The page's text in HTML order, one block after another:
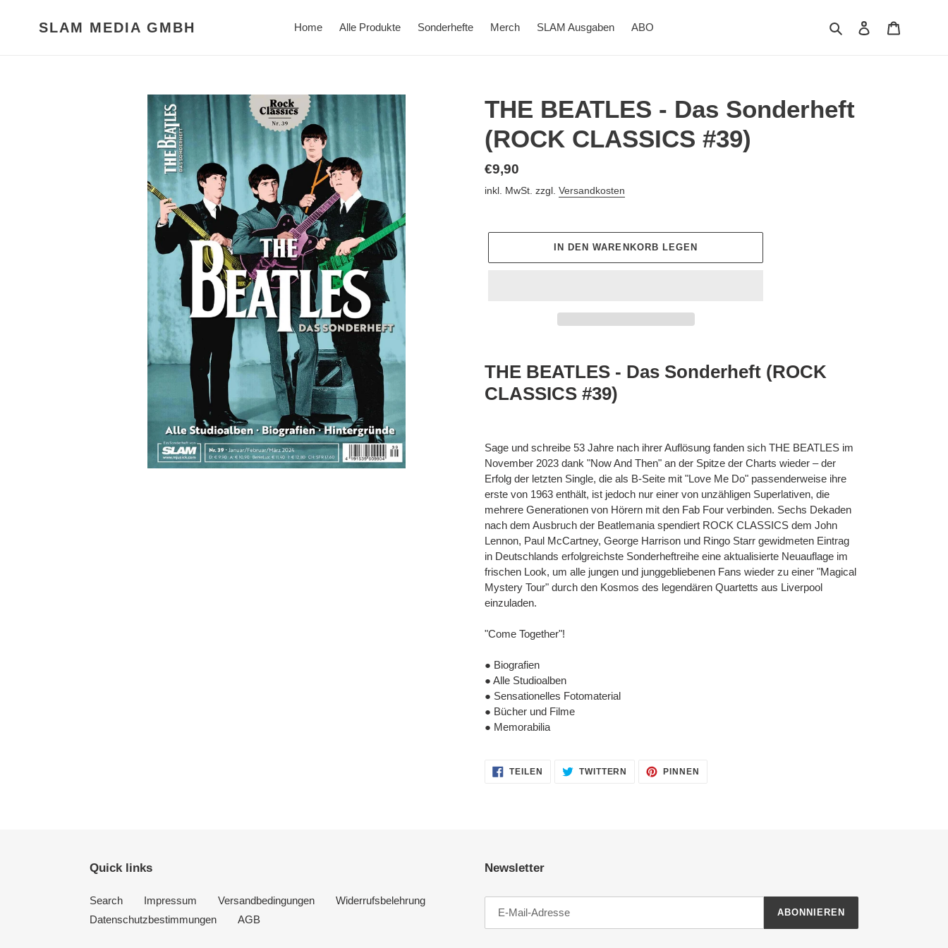
SLAM MEDIA GMBH Home Alle Produkte Sonderhefte Merch SLAM Ausgaben ABO Suchen Einloggen
THE BEATLES - Das Sonderheft
(ROCK CLASSICS #39)
Normaler
Preis
€9,90
inkl. MwSt. zzgl. Versandkosten
IN DEN WARENKORB LEGEN
zum
Warenkorb
THE BEATLES - Das Sonderheft (ROCK
CLASSICS #39)
Sage und schreibe 53 Jahre nach ihrer Auflösung fanden sich THE BEATLES im
November 2023 dank "Now And Then" an der Spitze der Charts wieder – der
Erfolg der letzten Single, die als B-Seite mit "Love Me Do" passenderweise ihre
erste von 1963 enthält, ist jedoch nur einer von unzähligen Superlativen, die
mehrere Generationen von Hörern mit den Fab Four verbinden. Sechs Dekaden
nach dem Ausbruch der Beatlemania spendiert ROCK CLASSICS dem John
Lennon, Paul McCartney, George Harrison und Ringo Starr gewidmeten Eintrag
in Deutschlands erfolgreichste Sonderheftreihe eine aktualisierte Neuauflage im
frischen Look, um alle jungen und junggebliebenen Fans wieder zu einer "Magical
Mystery Tour" durch den Kosmos des legendären Quartetts aus Liverpool
einzuladen.
"Come Together"!
● Biografien
● Alle Studioalben
● Sensationelles Fotomaterial
● Bücher und Filme
● Memorabilia
TEILEN
FACEBOOK
TWITTERN AUF
TWITTER
PINNEN
Quick links
Search Impressum Versandbedingungen
Widerrufsbelehrung
Datenschutzbestimmungen
AGB
Newsletter
ABONNIEREN